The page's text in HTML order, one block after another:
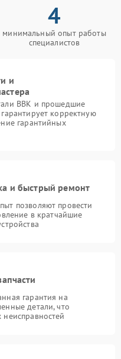
4
минимальный опыт работы
специалистов
и
BBK и прошедшие
корректную
гарантийных
и быстрый ремонт
позволяют провести
в кратчайшие
гарантия на
детали, что